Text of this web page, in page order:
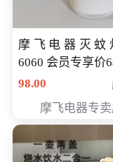
摩飞电器灭蚊
6060 会员专享
98.00
摩飞电器专